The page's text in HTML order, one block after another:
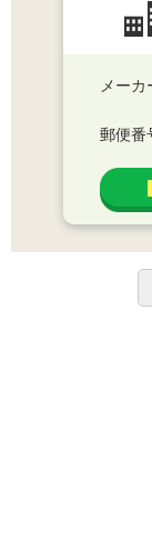
メーカ
郵便番